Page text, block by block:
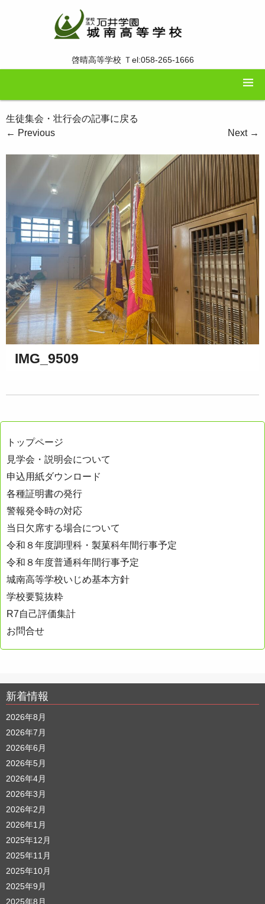
啓晴高等学校 Ｔel:058-265-1666
生徒集会・壮行会の記事に戻る
← Previous Next →
IMG_9509
トップページ
見学会・説明会について
申込用紙ダウンロード
各種証明書の発行
警報発令時の対応
当日欠席する場合について
令和８年度調理科・製菓科年間行事予定
令和８年度普通科年間行事予定
城南高等学校いじめ基本方針
学校要覧抜粋
R7自己評価集計
お問合せ
新着情報
2026年8月
2026年7月
2026年6月
2026年5月
2026年4月
2026年3月
2026年2月
2026年1月
2025年12月
2025年11月
2025年10月
2025年9月
2025年8月